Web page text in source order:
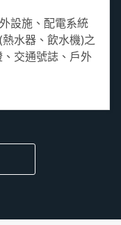
設施、配電系統
水器、飲水機)之
交通號誌、戶外